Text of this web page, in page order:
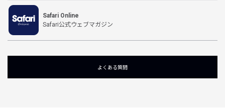
Safari Online
Safari公式ウェブマガジン
よくある質問